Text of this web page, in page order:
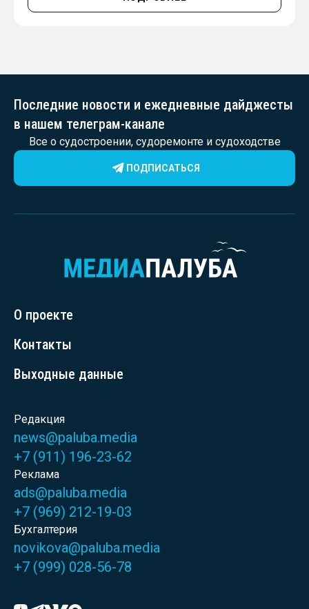
Последние новости и ежедневные дайджесты
в нашем телеграм-канале
Все о судостроении, судоремонте и судоходстве
ПОДПИСАТЬСЯ
О проекте
Контакты
Выходные данные
Редакция
news@paluba.media
+7 (911) 196-23-62
Реклама
ads@paluba.media
+7 (969) 212-19-03
Бухгалтерия
novikova@paluba.media
+7 (999) 028-56-78